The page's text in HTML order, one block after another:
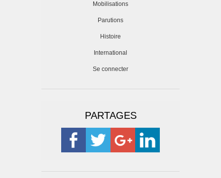
Mobilisations
Parutions
Histoire
International
Se connecter
PARTAGES